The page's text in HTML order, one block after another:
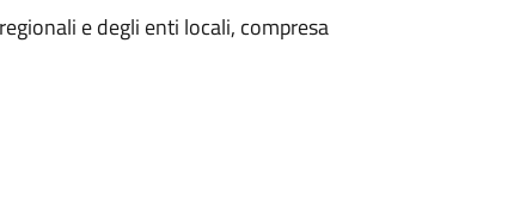
e degli enti locali, compresa